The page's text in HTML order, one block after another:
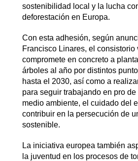
sostenibilidad local y la lucha
deforestación en Europa.
Con esta adhesión, según
Francisco Linares, el consistorio
compromete en concreto a
árboles al año por distintos
hasta el 2030, así como a
para seguir trabajando en pro de
medio ambiente, el cuidado del
contribuir en la persecución de
sostenible.
La iniciativa europea también
la juventud en los procesos de